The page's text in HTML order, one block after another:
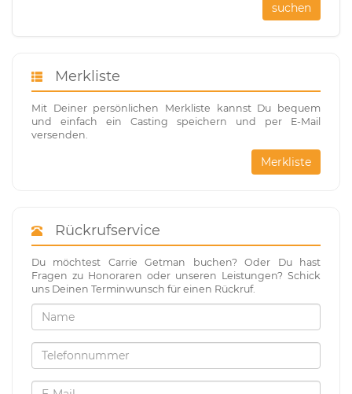
suchen
Merkliste
Mit Deiner persönlichen Merkliste kannst Du bequem
und einfach ein Casting speichern und per E-Mail
versenden.
Merkliste
Rückrufservice
Du möchtest Carrie Getman buchen? Oder Du hast
Fragen zu Honoraren oder unseren Leistungen? Schick
uns Deinen Terminwunsch für einen Rückruf.